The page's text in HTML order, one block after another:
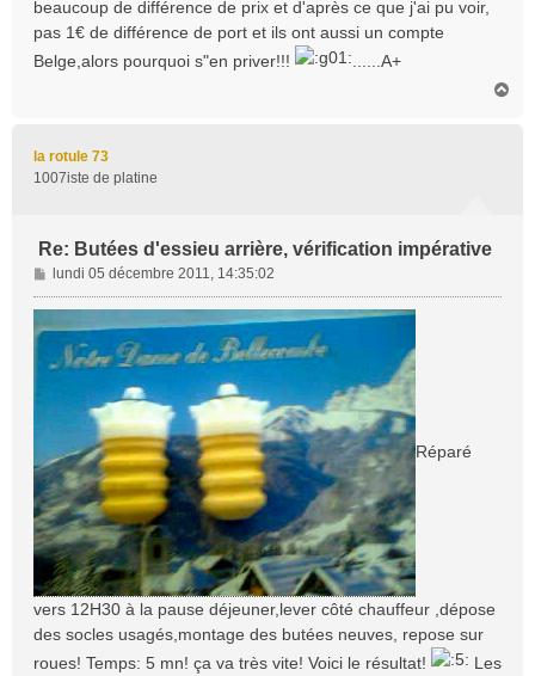
beaucoup de différence de prix et d'après ce que j'ai pu voir,
pas 1€ de différence de port et ils ont aussi un compte
Belge,alors pourquoi s"en priver!!!
......A+
la rotule 73
1007iste de platine
Re: Butées d'essieu arrière, vérification impérative
M
e
s
s
a
g
lundi 05 décembre 2011, 14:35:02
Réparé
vers 12H30 à la pause déjeuner,lever côté chauffeur ,dépose
des socles usagés,montage des butées neuves, repose sur
roues! Temps: 5 mn! ça va très vite! Voici le résultat!
Les